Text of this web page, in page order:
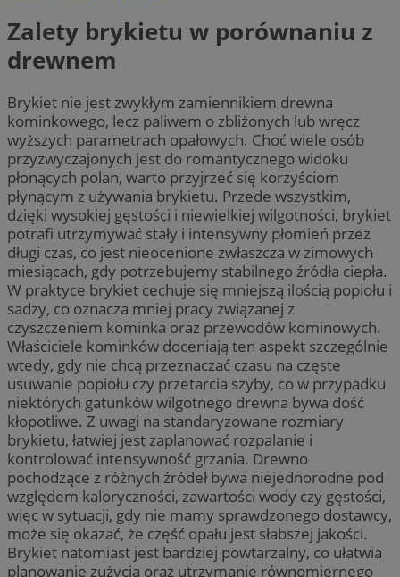
Zalety brykietu w porównaniu z
drewnem
Brykiet nie jest zwykłym zamiennikiem drewna
kominkowego, lecz paliwem o zbliżonych lub wręcz
wyższych parametrach opałowych. Choć wiele osób
przyzwyczajonych jest do romantycznego widoku
płonących polan, warto przyjrzeć się korzyściom
płynącym z używania brykietu. Przede wszystkim,
dzięki wysokiej gęstości i niewielkiej wilgotności, brykiet
potrafi utrzymywać stały i intensywny płomień przez
długi czas, co jest nieocenione zwłaszcza w zimowych
miesiącach, gdy potrzebujemy stabilnego źródła ciepła.
W praktyce brykiet cechuje się mniejszą ilością popiołu i
sadzy, co oznacza mniej pracy związanej z
czyszczeniem kominka oraz przewodów kominowych.
Właściciele kominków doceniają ten aspekt szczególnie
wtedy, gdy nie chcą przeznaczać czasu na częste
usuwanie popiołu czy przetarcia szyby, co w przypadku
niektórych gatunków wilgotnego drewna bywa dość
kłopotliwe. Z uwagi na standaryzowane rozmiary
brykietu, łatwiej jest zaplanować rozpalanie i
kontrolować intensywność grzania. Drewno
pochodzące z różnych źródeł bywa niejednorodne pod
względem kaloryczności, zawartości wody czy gęstości,
więc w sytuacji, gdy nie mamy sprawdzonego dostawcy,
może się okazać, że część opału jest słabszej jakości.
Brykiet natomiast jest bardziej powtarzalny, co ułatwia
planowanie zużycia oraz utrzymanie równomiernego